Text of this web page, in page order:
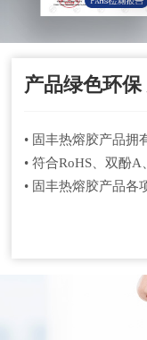
产品绿色环
• 固丰热熔胶产品拥
• 符合RoHS、双酚
• 固丰热熔胶产品各